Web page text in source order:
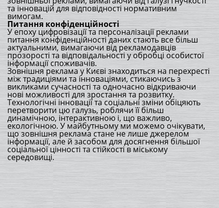
та інновацій для відповідності нормативним
вимогам.
Питання конфіденційності
У епоху цифровізації та персоналізації реклами
питання конфіденційності даних стають все більш
актуальними, вимагаючи від рекламодавців
прозорості та відповідальності у обробці особистої
інформації споживачів.
Зовнішня реклама у Києві знаходиться на перехресті
між традиціями та інноваціями, стикаючись з
викликами сучасності та одночасно відкриваючи
нові можливості для зростання та розвитку.
Технологічні інновації та соціальні зміни обіцяють
перетворити цю галузь, роблячи її більш
динамічною, інтерактивною і, що важливо,
екологічною. У майбутньому ми можемо очікувати,
що зовнішня реклама стане не лише джерелом
інформації, але й засобом для досягнення більшої
соціальної цінності та стійкості в міському
середовищі.